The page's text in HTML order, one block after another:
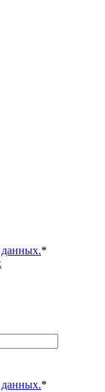
данных.*
данных.*